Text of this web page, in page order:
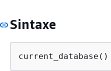
Sintaxe
current_database()